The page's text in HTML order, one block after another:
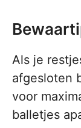
Als je
afgesloten
voor
balletjes